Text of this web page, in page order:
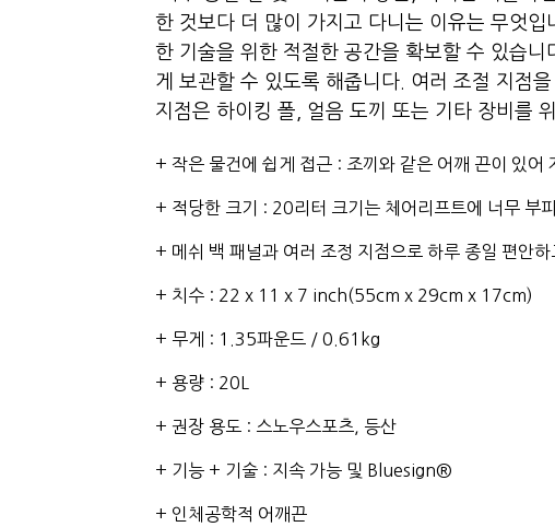
한 것보다 더 많이 가지고 다니는 이유는 무엇
한 기술을 위한 적절한 공간을 확보할 수 있습
게 보관할 수 있도록 해줍니다. 여러 조절 지점
지점은 하이킹 폴, 얼음 도끼 또는 기타 장비를
+ 작은 물건에 쉽게 접근 : 조끼와 같은 어깨 끈이 있어
+ 적당한 크기 : 20리터 크기는 체어리프트에 너무 부
+ 메쉬 백 패널과 여러 조정 지점으로 하루 종일 편안
+ 치수 : 22 x 11 x 7 inch(55cm x 29cm x 17cm)
+ 무게 : 1.35파운드 / 0.61kg
+ 용량 : 20L
+ 권장 용도 : 스노우스포츠, 등산
+ 기능 + 기술 : 지속 가능 및 Bluesign®
+ 인체공학적 어깨끈